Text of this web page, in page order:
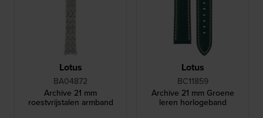
Lotus
BA04872
Archive 21 mm
roestvrijstalen armband
Lotus
BC11859
Archive 21 mm Groene
leren horlogeband